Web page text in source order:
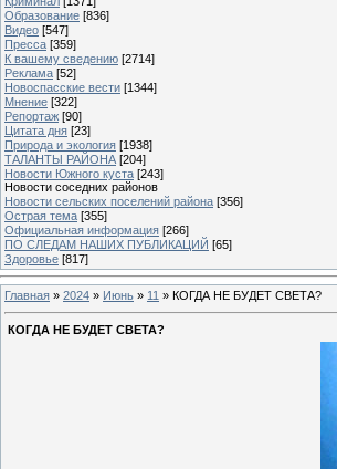
Образование [836]
Видео [547]
Пресса [359]
К вашему сведению [2714]
Реклама [52]
Новоспасские вести [1344]
Мнение [322]
Репортаж [90]
Цитата дня [23]
Природа и экология [1938]
ТАЛАНТЫ РАЙОНА [204]
Новости Южного куста [243]
Новости соседних районов
Новости сельских поселений района [356]
Острая тема [355]
Официальная информация [266]
ПО СЛЕДАМ НАШИХ ПУБЛИКАЦИЙ [65]
Здоровье [817]
Главная » 2024 » Июнь » 11 » КОГДА НЕ БУДЕТ СВЕТА?
КОГДА НЕ БУДЕТ СВЕТА?